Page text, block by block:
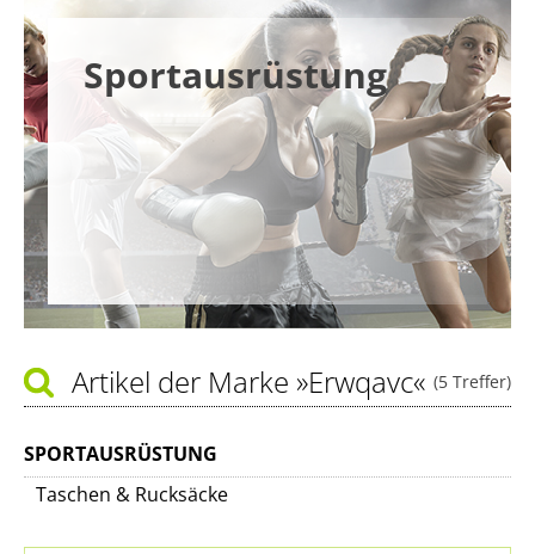
Sportausrüstung
(5 Treffer)
Artikel der Marke »Erwqavc«
SPORTAUSRÜSTUNG
Taschen & Rucksäcke